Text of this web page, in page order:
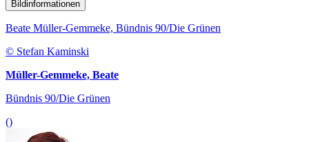
Bildinformationen
Beate Müller-Gemmeke, Bündnis 90/Die Grünen
© Stefan Kaminski
Müller-Gemmeke, Beate
Bündnis 90/Die Grünen
()